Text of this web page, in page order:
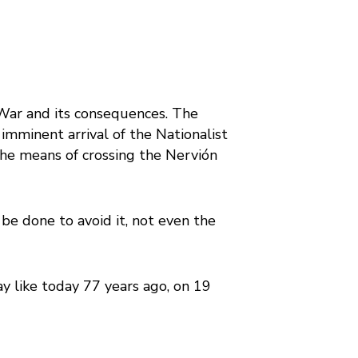
and its consequences. The
arrival of the Nationalist
means of crossing the Nervión
done to avoid it, not even the
like today 77 years ago, on 19